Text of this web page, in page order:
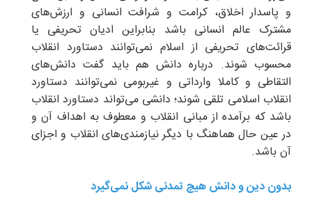
و پاسدار اخلاق، کرامت و شرافت انسانی و ارزش‌های
مشترک عالم انسانی باشد بنابراین ادیان تحریفی یا
قرائت‌های تحریفی از اسلام نمی‌توانند دستاورد انقلاب
محسوب شوند. درباره دانش هم باید گفت دانش‌های
التقاطی و کاملا وارداتی و غیربومی نمی‌توانند دستاورد
انقلاب اسلامی تلقی شوند؛ دانشی می‌تواند دستاورد انقلاب
باشد که برآمده از مبانی انقلاب و معطوف به اهداف آن و
در عین حال هماهنگ با دیگر نیازمندی‌های انقلاب و اجزای
آن باشد.
بدون دین و دانش هیچ تمدنی شکل نمی‌گیرد